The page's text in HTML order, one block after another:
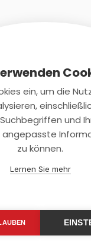
uns
708-4280
ein, um die
und
angepasste
zu können.
Lernen Sie mehr